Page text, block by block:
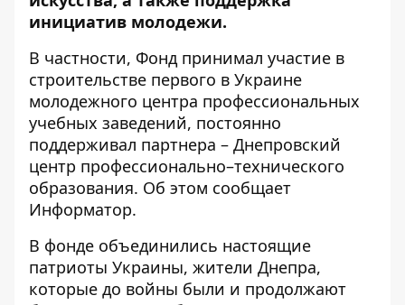
инициатив молодежи.
В частности, Фонд принимал участие в
строительстве первого в Украине
молодежного центра профессиональных
учебных заведений, постоянно
поддерживал партнера – Днепровский
центр профессионально–технического
образования. Об этом сообщает
Информатор.
В фонде объединились настоящие
патриоты Украины, жители Днепра,
которые до войны были и продолжают